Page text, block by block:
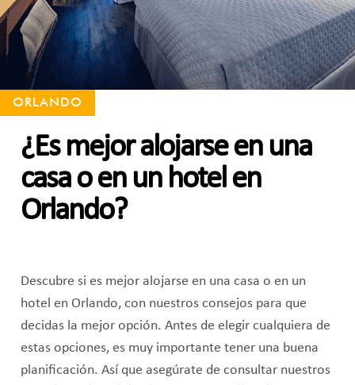
ORLANDO
¿Es mejor alojarse en una
casa o en un hotel en
Orlando?
Descubre si es mejor alojarse en una casa o en un
hotel en Orlando, con nuestros consejos para que
decidas la mejor opción. Antes de elegir cualquiera de
estas opciones, es muy importante tener una buena
planificación. Así que asegúrate de consultar nuestros